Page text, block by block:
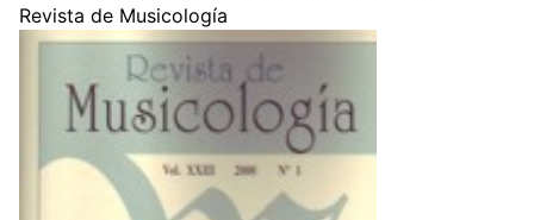
Revista de Musicología